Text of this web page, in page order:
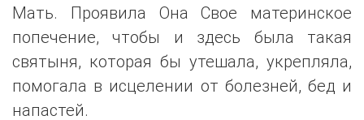
Мать. Проявила Она Свое материнское
попечение, чтобы и здесь была такая
святыня, которая бы утешала, укрепляла,
помогала в исцелении от болезней, бед и
напастей.